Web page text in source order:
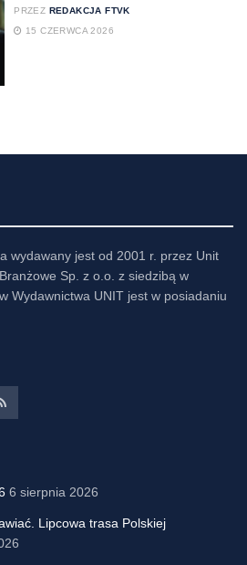
PRZEZ REDAKCJA FTVK
15 CZERWCA 2026
wydawany jest od 2001 r. przez Unit
Sp. z o.o. z siedzibą w
Wydawnictwa UNIT jest w posiadaniu
6 sierpnia 2026
Lipcowa trasa Polskiej